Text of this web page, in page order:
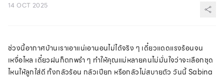
14 OCT 2025
ช่วงนี้อากาศบ้านเราเอาแน่เอานอนไม่ได้จริง ๆ เดี๋ยวแดดแรงร้อนจน
เหงื่อไหล เดี๋ยวฝนก็ตกพรำ ๆ ทำให้คุณแม่หลายคนไม่มั่นใจว่าจะเลือกชุด
ไหนให้ลูกใส่ดี ทั้งกลัวร้อน กลัวเปียก หรือกลัวไม่สบายตัว วันนี้ Sabina